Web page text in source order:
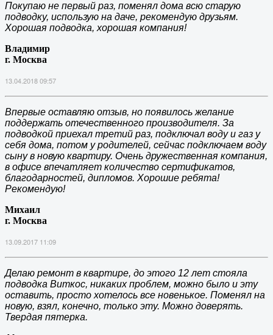
Покупаю не первый раз, поменял дома всю старую
подводку, использую на даче, рекомендую друзьям.
Хорошая подводка, хорошая компания!
Владимир
г. Москва
13.04.2018 09:57
Впервые оставляю отзыв, но появилось желание
поддержать отечественного производителя. За
подводкой приехал третий раз, подключал воду и газ у
себя дома, потом у родителей, сейчас подключаем воду
сыну в новую квартиру. Очень дружественная компания,
в офисе впечатляет количество сертификатов,
благодарностей, дипломов. Хорошие ребята!
Рекомендую!
Михаил
г. Москва
13.09.2017 11:09
Делаю ремонт в квартире, до этого 12 лет стояла
подводка Виткос, никаких проблем, можно было и эту
оставить, просто хотелось все новенькое. Поменял на
новую, взял, конечно, только эту. Можно доверять.
Твердая пятерка.